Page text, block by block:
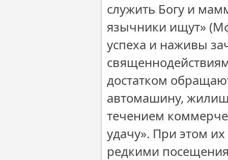
служить Богу и
язычники ищут»
успеха и наживы
достатком
автомашину,
течением
удачу». При этом
редкими